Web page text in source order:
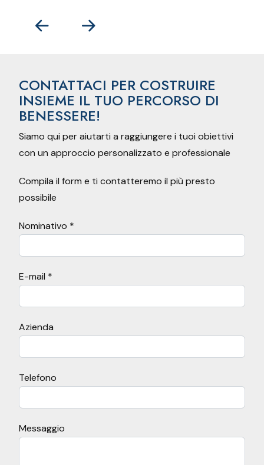
CONTATTACI PER COSTRUIRE
INSIEME IL TUO PERCORSO DI
BENESSERE!
Siamo qui per aiutarti a raggiungere i tuoi obiettivi
con un approccio personalizzato e professionale
Compila il form e ti contatteremo il più presto
possibile
Nominativo *
E-mail *
Azienda
Telefono
Messaggio